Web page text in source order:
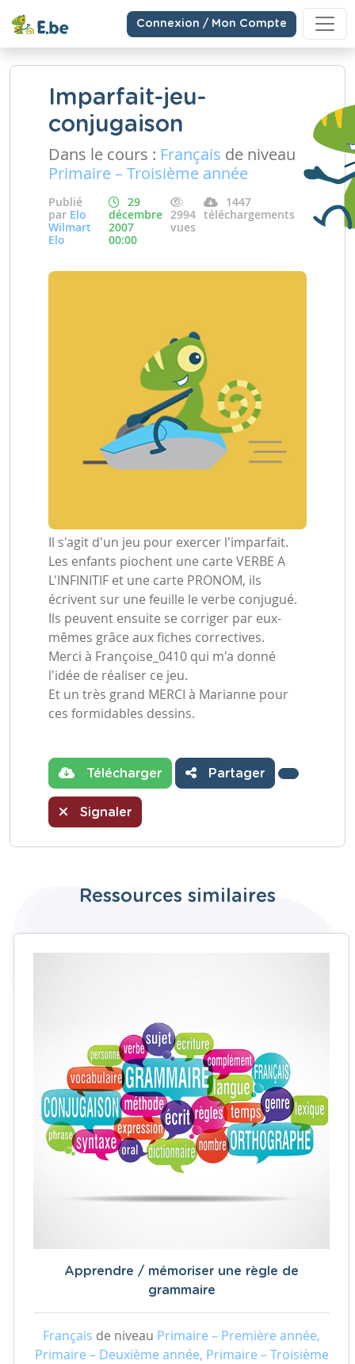
Connexion / Mon Compte
Imparfait-jeu-
conjugaison
Dans le cours : Français de niveau
Primaire – Troisième année
Publié
par Elo
Wilmart
Elo
29
décembre
2007
00:00
2994
vues
1447
téléchargements
Il s'agit d'un jeu pour exercer l'imparfait.
Les enfants piochent une carte VERBE A
L'INFINITIF et une carte PRONOM, ils
écrivent sur une feuille le verbe conjugué.
Ils peuvent ensuite se corriger par eux-
mêmes grâce aux fiches correctives.
Merci à Françoise_0410 qui m'a donné
l'idée de réaliser ce jeu.
Et un très grand MERCI à Marianne pour
ces formidables dessins.
Télécharger Partager
Signaler
Ressources similaires
Apprendre / mémoriser une règle de
grammaire
Français de niveau Primaire – Première année,
Primaire – Deuxième année, Primaire – Troisième